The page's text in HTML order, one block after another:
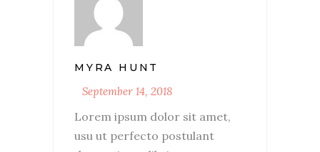
MYRA HUNT
September 14, 2018
Lorem ipsum dolor sit amet,
usu ut perfecto postulant